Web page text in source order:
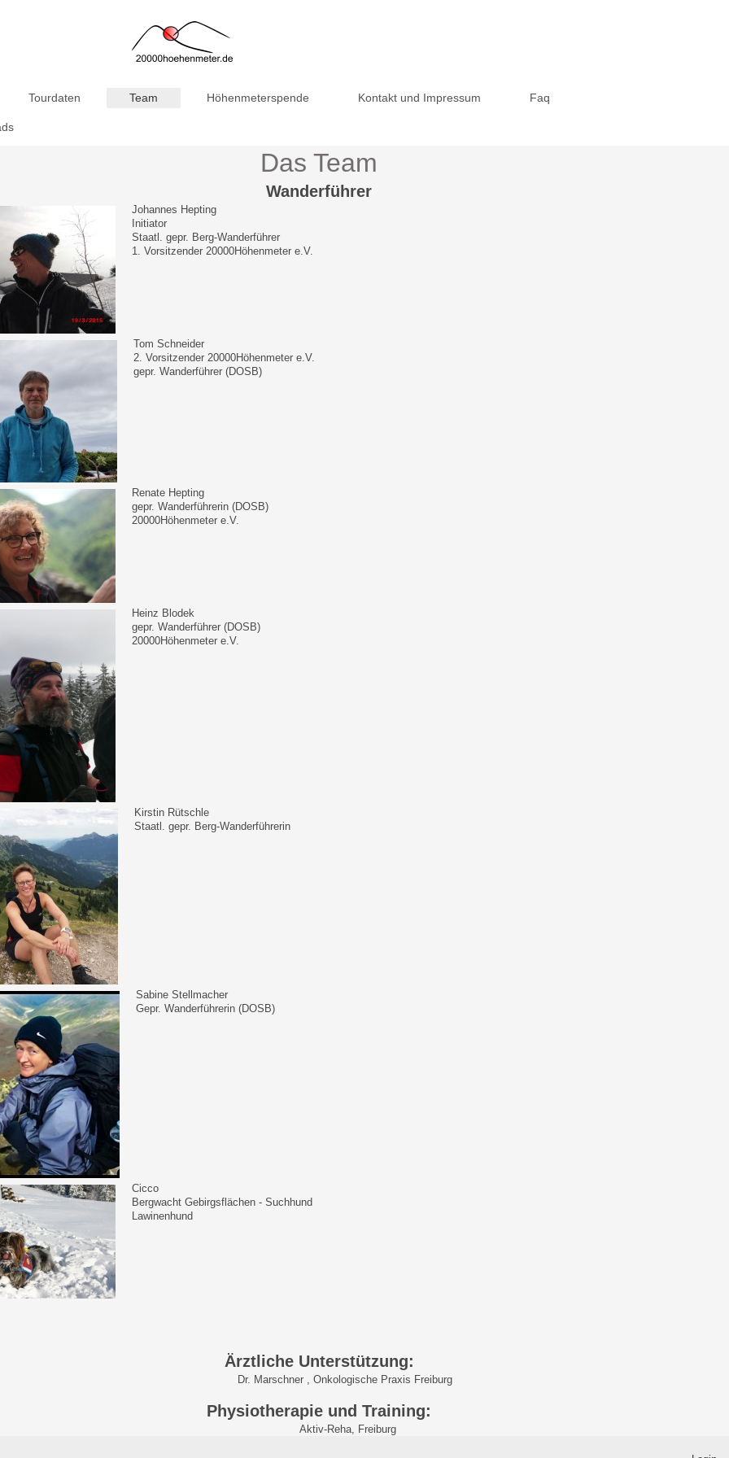
Tourdaten Team Höhenmeterspende Kontakt und Impressum Faq
Das Team
Wanderführer
Johannes Hepting
Initiator
Staatl. gepr. Berg-Wanderführer
1. Vorsitzender 20000Höhenmeter e.V.
Tom Schneider
2. Vorsitzender 20000Höhenmeter e.V.
gepr. Wanderführer (DOSB)
Renate Hepting
gepr. Wanderführerin (DOSB)
20000Höhenmeter e.V.
Heinz Blodek
gepr. Wanderführer (DOSB)
20000Höhenmeter e.V.
Kirstin Rütschle
Staatl. gepr. Berg-Wanderführerin
Sabine Stellmacher
Gepr. Wanderführerin (DOSB)
Cicco
Bergwacht Gebirgsflächen - Suchhund
Lawinenhund
Ärztliche Unterstützung:
, Onkologische Praxis Freiburg
Physiotherapie und Training:
Reha, Freiburg